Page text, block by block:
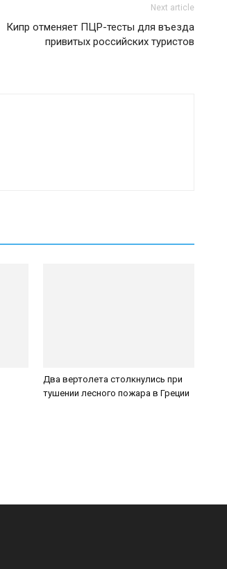
Next article
Кипр отменяет ПЦР-тесты для въезда
привитых российских туристов
Два вертолета столкнулись при
тушении лесного пожара в Греции